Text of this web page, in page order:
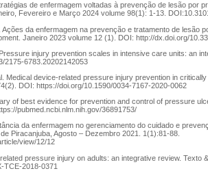
de enfermagem voltadas à prevenção de lesão por
Fevereiro e Março 2024 volume 98(1): 1-13.
da enfermagem na prevenção e tratamento de lesão
Janeiro 2023 volume 12 (1). DOI: http://dx.doi.org/
injury prevention scales in intensive care units: an
2175-6783.20202142053
Medical device-related pressure injury prevention in
DOI: https://doi.org/10.1590/0034-7167-2020-0062
of best evidence for prevention and control of pressure
pubmed.ncbi.nlm.nih.gov/36891753/
da enfermagem no gerenciamento do cuidado e
Piracanjuba, Agosto – Dezembro 2021. 1(1):81-88.
view/12/12
pressure injury on adults: an integrative review. Texto
TCE-2018-0371